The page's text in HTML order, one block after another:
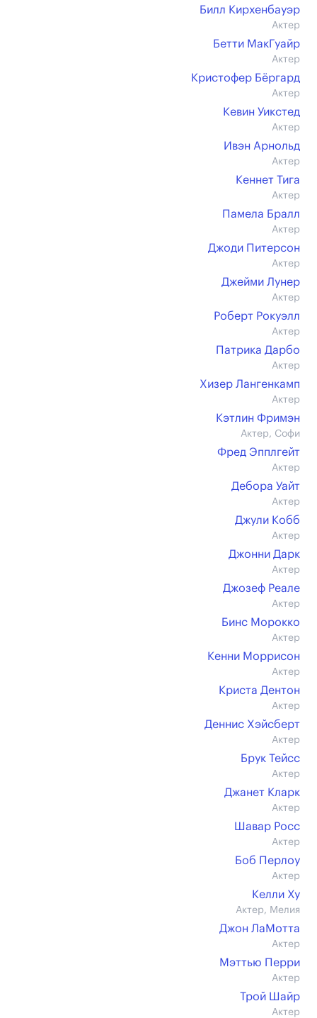
Билл Кирхенбауэр
Актер
Бетти МакГуайр
Актер
Кристофер Бёргард
Актер
Кевин Уикстед
Актер
Ивэн Арнольд
Актер
Кеннет Тига
Актер
Памела Бралл
Актер
Джоди Питерсон
Актер
Джейми Лунер
Актер
Роберт Рокуэлл
Актер
Патрика Дарбо
Актер
Хизер Лангенкамп
Актер
Кэтлин Фримэн
Актер, Софи
Фред Эпплгейт
Актер
Дебора Уайт
Актер
Джули Кобб
Актер
Джонни Дарк
Актер
Джозеф Реале
Актер
Бинс Морокко
Актер
Кенни Моррисон
Актер
Криста Дентон
Актер
Деннис Хэйсберт
Актер
Брук Тейсс
Актер
Джанет Кларк
Актер
Шавар Росс
Актер
Боб Перлоу
Актер
Келли Ху
Актер, Мелия
Джон ЛаМотта
Актер
Мэттью Перри
Актер
Трой Шайр
Актер